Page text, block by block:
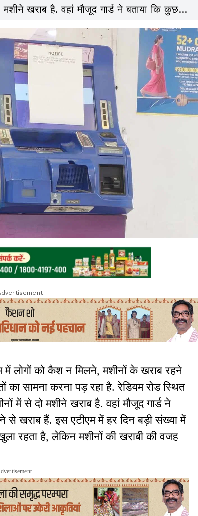
खराब है. वहां मौजूद गार्ड ने बताया कि कुछ
एटीएम में हर दिन बड़ी संख्या में लोग पैसे निकालने
की खराबी की वजह से ग्राहकों को परेशानी हो
लोगों को कैश न मिलने, मशीनों के खराब रहने
का सामना करना पड़ रहा है. रेडियम रोड स्थित
में से दो मशीने खराब है. वहां मौजूद गार्ड ने
से खराब हैं. इस एटीएम में हर दिन बड़ी संख्या में
रहता है, लेकिन मशीनों की खराबी की वजह